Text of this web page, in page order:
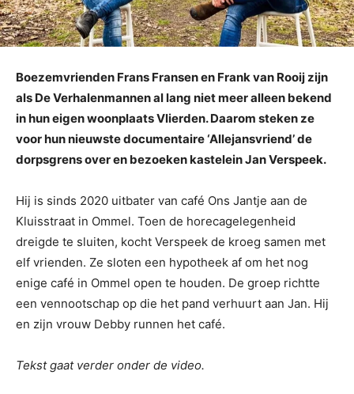
Boezemvrienden Frans Fransen en Frank van Rooij zijn
als De Verhalenmannen al lang niet meer alleen bekend
in hun eigen woonplaats Vlierden. Daarom steken ze
voor hun nieuwste documentaire ‘Allejansvriend’ de
dorpsgrens over en bezoeken kastelein Jan Verspeek.
Hij is sinds 2020 uitbater van café Ons Jantje aan de
Kluisstraat in Ommel. Toen de horecagelegenheid
dreigde te sluiten, kocht Verspeek de kroeg samen met
elf vrienden. Ze sloten een hypotheek af om het nog
enige café in Ommel open te houden. De groep richtte
een vennootschap op die het pand verhuurt aan Jan. Hij
en zijn vrouw Debby runnen het café.
Tekst gaat verder onder de video.